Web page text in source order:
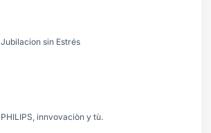
Jubilacion sin Estrés
PHILIPS, innvovaciòn y tù.